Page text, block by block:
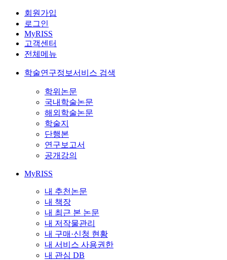
회원가입
로그인
MyRISS
고객센터
전체메뉴
학술연구정보서비스 검색
학위논문
국내학술논문
해외학술논문
학술지
단행본
연구보고서
공개강의
MyRISS
내 추천논문
내 책장
내 최근 본 논문
내 저작물관리
내 구매·신청 현황
내 서비스 사용권한
내 관심 DB